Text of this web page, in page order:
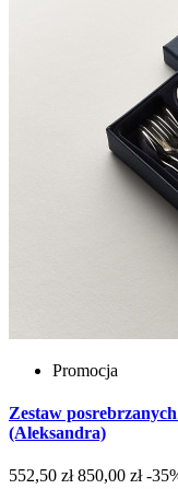
Promocja
Zestaw
(Aleksandra)
552,50 zł 850,00 zł -